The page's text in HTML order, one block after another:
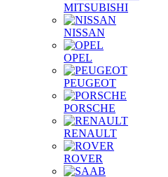
MITSUBISHI
NISSAN
OPEL
PEUGEOT
PORSCHE
RENAULT
ROVER